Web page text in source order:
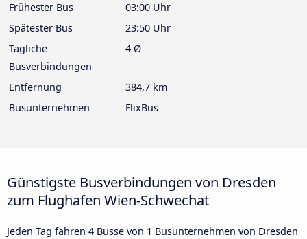
Frühester Bus
03:00 Uhr
Spätester Bus
23:50 Uhr
Tägliche
Busverbindungen
4 Ø
Entfernung
384,7 km
Busunternehmen
FlixBus
Günstigste Busverbindungen von Dresden
zum Flughafen Wien-Schwechat
Jeden Tag fahren 4 Busse von 1 Busunternehmen von Dresden